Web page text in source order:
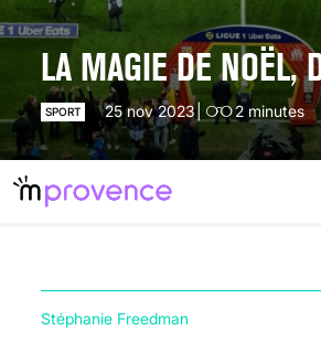
LA MAGIE DE NOËL,
SPORT 25 nov 2023 2 minutes
Stéphanie Freedman